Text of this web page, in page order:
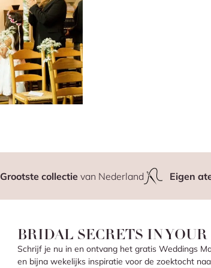
Grootste collectievan Nederland Eigen
BRIDAL SECRETS IN YOUR
Schrijf je nu in en ontvang het gratis Weddings
en bijna wekelijks inspiratie voor de zoektocht